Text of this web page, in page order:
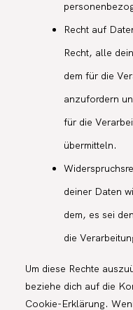
Recht auf
Recht, alle
dem für die
anzufordern
für die
übermitteln.
deiner Daten
dem, es sei
die
Um diese Rechte
beziehe dich auf die
Cookie-Erklärung.